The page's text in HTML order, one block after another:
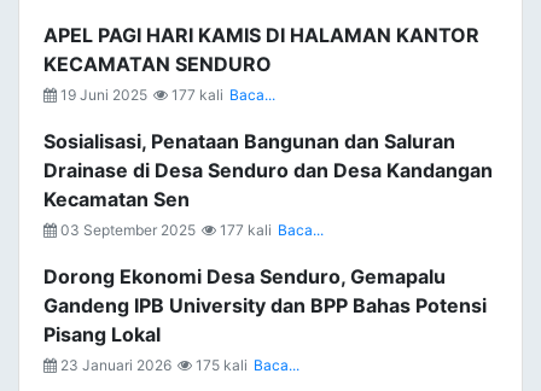
APEL PAGI HARI KAMIS DI HALAMAN KANTOR
KECAMATAN SENDURO
19 Juni 2025 177 kali Baca...
Sosialisasi, Penataan Bangunan dan Saluran
Drainase di Desa Senduro dan Desa Kandangan
Kecamatan Sen
03 September 2025 177 kali Baca...
Dorong Ekonomi Desa Senduro, Gemapalu
Gandeng IPB University dan BPP Bahas Potensi
Pisang Lokal
23 Januari 2026 175 kali Baca...